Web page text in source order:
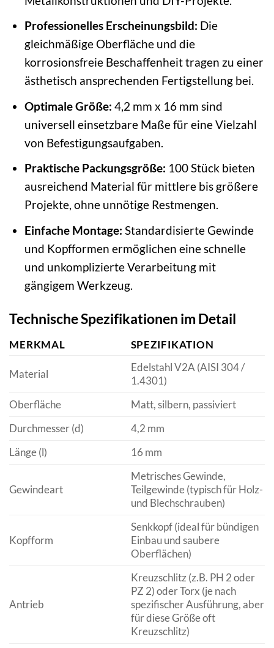
Professionelles Erscheinungsbild: Die
gleichmäßige Oberfläche und die
korrosionsfreie Beschaffenheit tragen zu einer
ästhetisch ansprechenden Fertigstellung bei.
Optimale Größe: 4,2 mm x 16 mm sind
universell einsetzbare Maße für eine Vielzahl
von Befestigungsaufgaben.
Praktische Packungsgröße: 100 Stück bieten
ausreichend Material für mittlere bis größere
Projekte, ohne unnötige Restmengen.
Einfache Montage: Standardisierte Gewinde
und Kopfformen ermöglichen eine schnelle
und unkomplizierte Verarbeitung mit
gängigem Werkzeug.
Technische Spezifikationen im Detail
MERKMAL SPEZIFIKATION
Material
Edelstahl V2A (AISI 304 /
1.4301)
Oberfläche
Matt, silbern, passiviert
Durchmesser (d)
4,2 mm
Länge (l)
16 mm
Gewindeart
Metrisches Gewinde,
Teilgewinde (typisch für Holz-
und Blechschrauben)
Kopfform
Senkkopf (ideal für bündigen
Einbau und saubere
Oberflächen)
Antrieb
Kreuzschlitz (z.B. PH 2 oder
PZ 2) oder Torx (je nach
spezifischer Ausführung, aber
für diese Größe oft
Kreuzschlitz)